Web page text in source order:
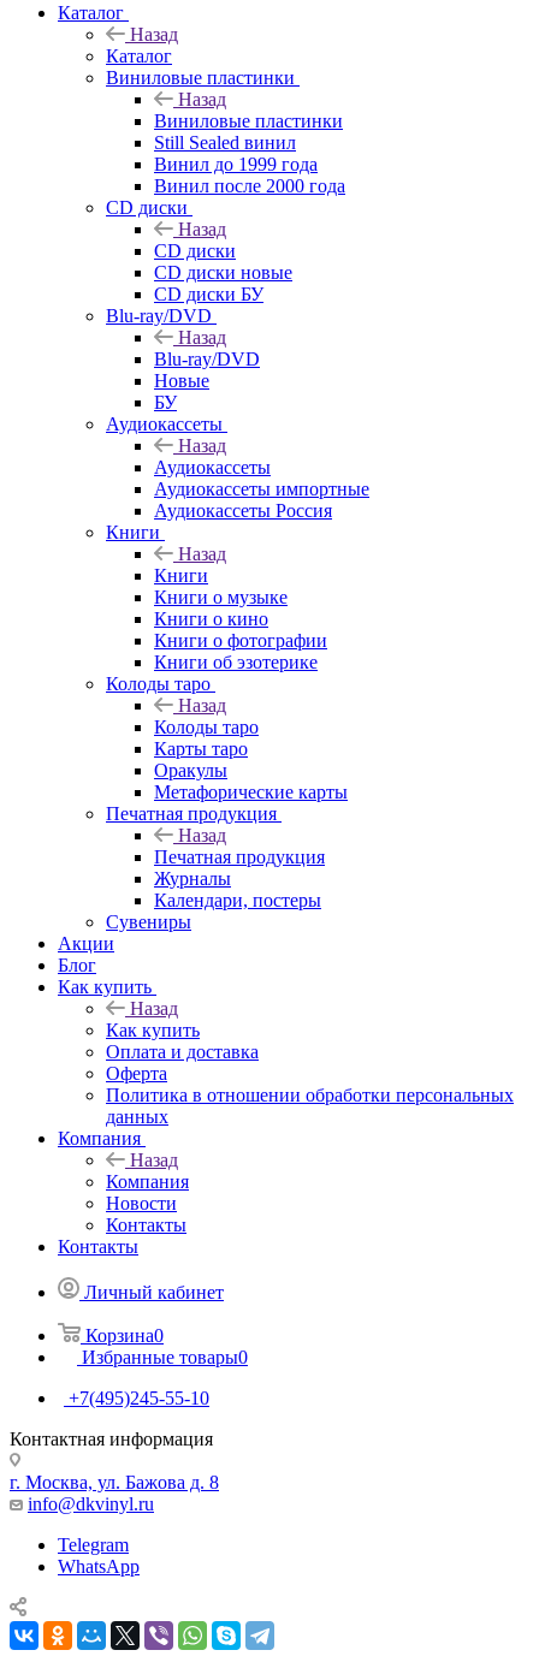
Каталог
Назад
Каталог
Виниловые пластинки
Назад
Виниловые пластинки
Still Sealed винил
Винил до 1999 года
Винил после 2000 года
CD диски
Назад
CD диски
CD диски новые
CD диски БУ
Blu-ray/DVD
Назад
Blu-ray/DVD
Новые
БУ
Аудиокассеты
Назад
Аудиокассеты
Аудиокассеты импортные
Аудиокассеты Россия
Книги
Назад
Книги
Книги о музыке
Книги о кино
Книги о фотографии
Книги об эзотерике
Колоды таро
Назад
Колоды таро
Карты таро
Оракулы
Метафорические карты
Печатная продукция
Назад
Печатная продукция
Журналы
Календари, постеры
Сувениры
Акции
Блог
Как купить
Назад
Как купить
Оплата и доставка
Оферта
Политика в отношении обработки персональных
данных
Компания
Назад
Компания
Новости
Контакты
Контакты
Личный кабинет
Корзина0
Избранные товары0
+7(495)245-55-10
Контактная информация
г. Москва, ул. Бажова д. 8
info@dkvinyl.ru
Telegram
WhatsApp